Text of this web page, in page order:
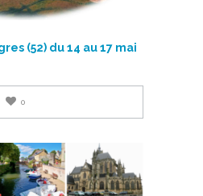
(52) du 14 au 17 mai
0